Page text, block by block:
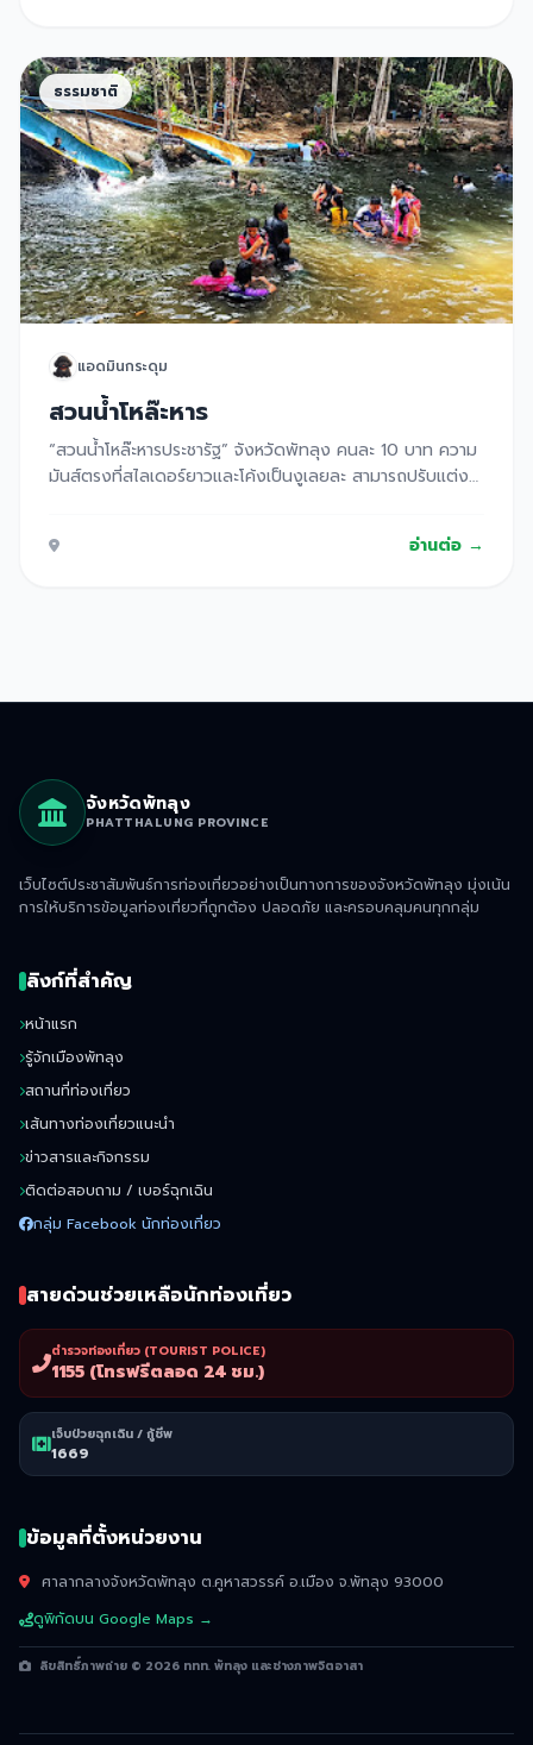
ธรรมชาติ
แอดมินกระดุม
สวนน้ำโหล๊ะหาร
“สวนน้ำโหล๊ะหารประชารัฐ” จังหวัดพัทลุง คนละ 10 บาท ความ
มันส์ตรงที่สไลเดอร์ยาวและโค้งเป็นงูเลยละ สามารถปรับแต่ง
93170 สามารถมาเช็คอินฟินช่วงวันหยุดกันได้แล้ว เป็นสวนน้ำ
อ่านต่อ →
จังหวัดพัทลุง
PHATTHALUNG PROVINCE
เว็บไซต์ประชาสัมพันธ์การท่องเที่ยวอย่างเป็นทางการของจังหวัดพัทลุง มุ่งเน้น
การให้บริการข้อมูลท่องเที่ยวที่ถูกต้อง ปลอดภัย และครอบคลุมคนทุกกลุ่ม
ลิงก์ที่สำคัญ
หน้าแรก
รู้จักเมืองพัทลุง
สถานที่ท่องเที่ยว
เส้นทางท่องเที่ยวแนะนำ
ข่าวสารและกิจกรรม
ติดต่อสอบถาม / เบอร์ฉุกเฉิน
กลุ่ม Facebook นักท่องเที่ยว
สายด่วนช่วยเหลือนักท่องเที่ยว
ตำรวจท่องเที่ยว (TOURIST POLICE)
1155 (โทรฟรีตลอด 24 ชม.)
เจ็บป่วยฉุกเฉิน / กู้ชีพ
1669
ข้อมูลที่ตั้งหน่วยงาน
ศาลากลางจังหวัดพัทลุง ต.คูหาสวรรค์ อ.เมือง จ.พัทลุง 93000
ดูพิกัดบน Google Maps →
ลิขสิทธิ์ภาพถ่าย © 2026 ททท. พัทลุง และช่างภาพจิตอาสา